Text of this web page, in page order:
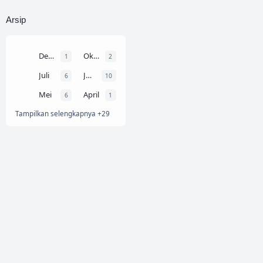
Arsip
Desember 1 Oktober 2
Juli 6 Juni 10
Mei 6 April 1
Tampilkan selengkapnya +29